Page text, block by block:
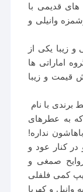
قدیمی با
وانیلی و
زیبا یکی از
اماراتی ها
قیمت و زیبا
با نام
به عطرهای
نداره!
در کنار عود و
صمغی و
کمی فلفلی
وانیل و کهربا